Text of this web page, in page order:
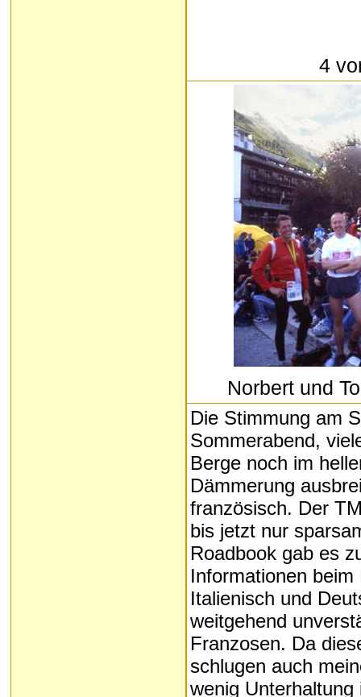
4
Norbert und
Die Stimmung am
Sommerabend,
Berge noch im
Dämmerung
französisch. Der
bis jetzt nur
Roadbook gab es
Informationen
Italienisch und
weitgehend
Franzosen. Da
schlugen auch
wenig